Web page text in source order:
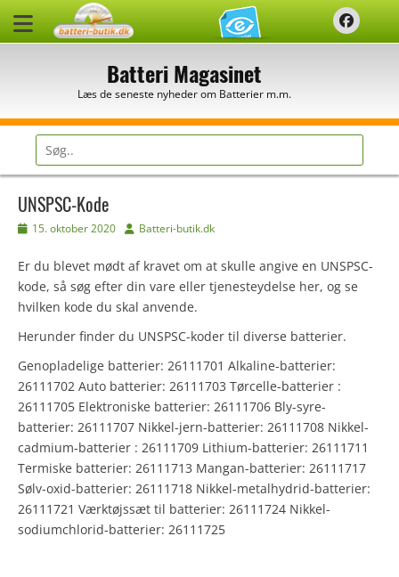
Batteri Magasinet
Læs de seneste nyheder om Batterier m.m.
Søg
efter:
UNSPSC-Kode
Udgivet
15. oktober 2020 Forfatter
Batteri-butik.dk
Er du blevet mødt af kravet om at skulle angive en UNSPSC-
kode, så søg efter din vare eller tjenesteydelse her, og se
hvilken kode du skal anvende.
Herunder finder du UNSPSC-koder til diverse batterier.
Genopladelige batterier: 26111701 Alkaline-batterier:
26111702 Auto batterier: 26111703 Tørcelle-batterier :
26111705 Elektroniske batterier: 26111706 Bly-syre-
batterier: 26111707 Nikkel-jern-batterier: 26111708 Nikkel-
cadmium-batterier : 26111709 Lithium-batterier: 26111711
Termiske batterier: 26111713 Mangan-batterier: 26111717
Sølv-oxid-batterier: 26111718 Nikkel-metalhydrid-batterier:
26111721 Værktøjssæt til batterier: 26111724 Nikkel-
sodiumchlorid-batterier: 26111725